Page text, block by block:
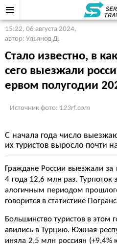
15:22, 06 августа 2024,
автор: Ульянов Д.
Стало известно, в
сего выезжали
ервом полугодии
Источник фото: 123rf.com
С начала года число
их туристов выросло почти
Граждане России выезжали
4 года 12,6 млн раз. Турпоток
алогичным периодом
говорится в статистике
Большинство туристов в этом
авились в Турцию. Южная
иняла 2,5 млн россиян (+9,4%